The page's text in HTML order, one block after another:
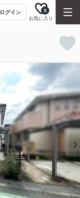
ログイン
お気に入り
0